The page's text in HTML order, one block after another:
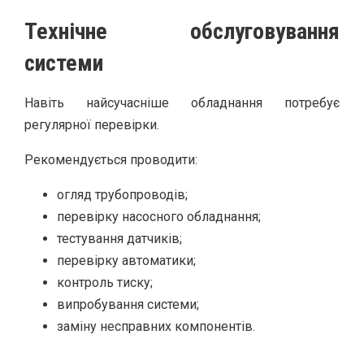
Технічне обслуговування
системи
Навіть найсучасніше обладнання потребує
регулярної перевірки.
Рекомендується проводити:
огляд трубопроводів;
перевірку насосного обладнання;
тестування датчиків;
перевірку автоматики;
контроль тиску;
випробування системи;
заміну несправних компонентів.